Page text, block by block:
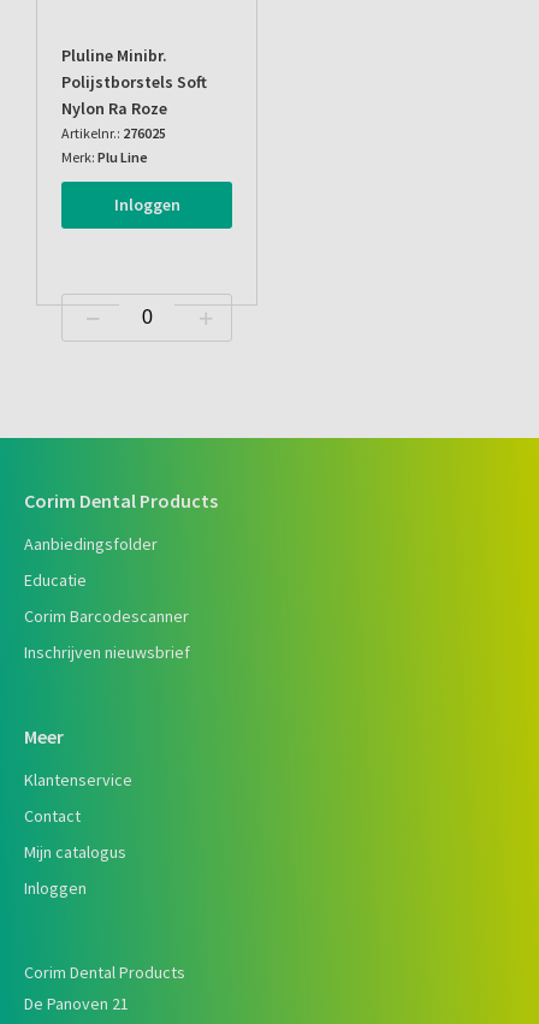
Pluline Minibr.
Polijstborstels Soft
Nylon Ra Roze
Artikelnr.: 276025
Merk: Plu Line
Inloggen
Corim Dental Products
Aanbiedingsfolder
Educatie
Corim Barcodescanner
Inschrijven nieuwsbrief
Meer
Klantenservice
Contact
Mijn catalogus
Inloggen
Corim Dental Products
De Panoven 21